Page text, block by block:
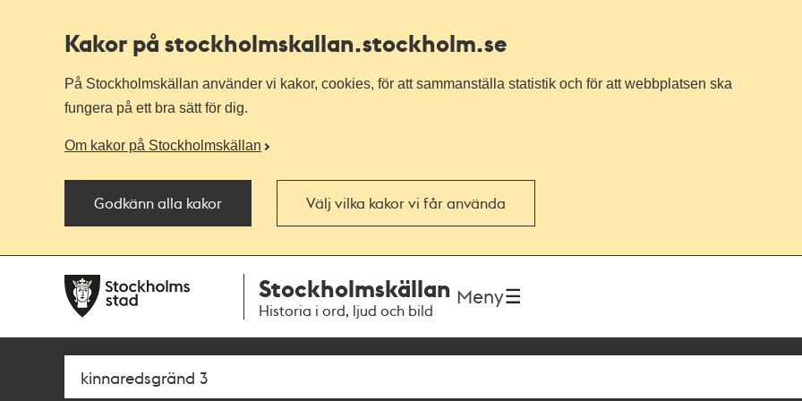
Kakor på stockholmskallan.stockholm.se
På Stockholmskällan använder vi kakor, cookies, för att sammanställa statistik och för att webbplatsen ska
fungera på ett bra sätt för dig.
Om kakor på Stockholmskällan
Godkänn alla kakor Välj vilka kakor vi får använda
navigationen
huvudinnehållet
Stockholmskällan
Historia i ord, ljud och bild
Meny
Sök